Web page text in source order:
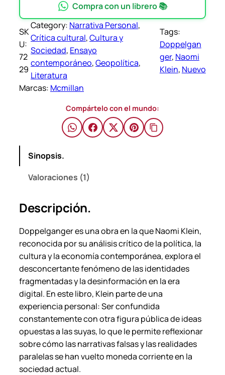
e
l
g
a
n
e
a
m
l
i
n
.
c
a
n
t
i
d
a
d
Compra con un librero 📚
SK
U:
72
29
Category: Narrativa Personal
Crítica cultural, Cultura y
Sociedad, Ensayo
contemporáneo, Geopolítica
Literatura
Tags:
Doppelgan
ger, Naomi
Klein, Nuevo
Marcas: Mcmillan
Compártelo con el mundo:
Sinopsis.
Valoraciones (1)
Descripción.
Doppelgangeres una obra en la que Naomi Klein,
reconocida por su análisis crítico de la política, la
cultura y la economía contemporánea, explora el
desconcertante fenómeno de las identidades
fragmentadas y la desinformación en la era
digital. En este libro, Klein parte de una
experiencia personal: Ser confundida
constantemente con otra figura pública de ideas
opuestas a las suyas, lo que le permite reflexionar
sobre cómo las narrativas falsas y las realidades
paralelas se han vuelto moneda corriente en la
sociedad actual.